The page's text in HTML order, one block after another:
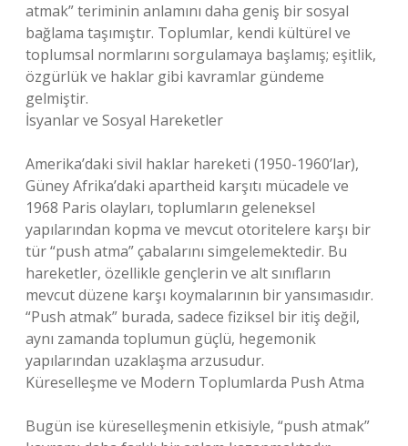
atmak” teriminin anlamını daha geniş bir sosyal
bağlama taşımıştır. Toplumlar, kendi kültürel ve
toplumsal normlarını sorgulamaya başlamış; eşitlik,
özgürlük ve haklar gibi kavramlar gündeme
gelmiştir.
İsyanlar ve Sosyal Hareketler
Amerika’daki sivil haklar hareketi (1950-1960’lar),
Güney Afrika’daki apartheid karşıtı mücadele ve
1968 Paris olayları, toplumların geleneksel
yapılarından kopma ve mevcut otoritelere karşı bir
tür “push atma” çabalarını simgelemektedir. Bu
hareketler, özellikle gençlerin ve alt sınıfların
mevcut düzene karşı koymalarının bir yansımasıdır.
“Push atmak” burada, sadece fiziksel bir itiş değil,
aynı zamanda toplumun güçlü, hegemonik
yapılarından uzaklaşma arzusudur.
Küreselleşme ve Modern Toplumlarda Push Atma
Bugün ise küreselleşmenin etkisiyle, “push atmak”